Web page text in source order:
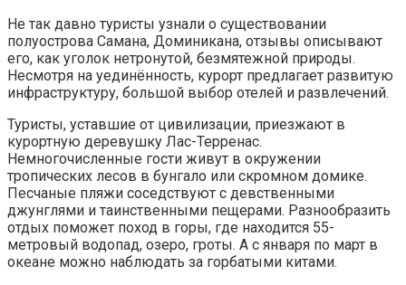
Не так давно туристы узнали о существовании
полуострова Самана, Доминикана, отзывы описывают
его, как уголок нетронутой, безмятежной природы.
Несмотря на уединённость, курорт предлагает развитую
инфраструктуру, большой выбор отелей и развлечений.
Туристы, уставшие от цивилизации, приезжают в
курортную деревушку Лас-Терренас.
Немногочисленные гости живут в окружении
тропических лесов в бунгало или скромном домике.
Песчаные пляжи соседствуют с девственными
джунглями и таинственными пещерами. Разнообразить
отдых поможет поход в горы, где находится 55-
метровый водопад, озеро, гроты. А с января по март в
океане можно наблюдать за горбатыми китами.